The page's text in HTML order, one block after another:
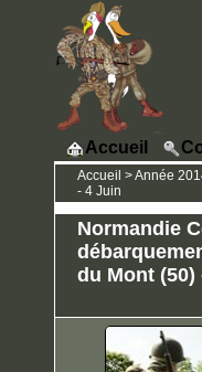
Accueil
Accueil >Année
- 4 Juin
Normandie
du Mont (50)